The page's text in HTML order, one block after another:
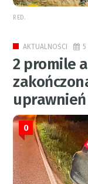
RED.
AKTUALNOŚCI 5
2 promile
0